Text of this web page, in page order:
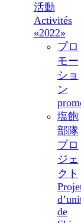
活動
Activités
«2022»
プロ
モー
ショ
ン
塩飽
部隊
プロ
ジェ
クト
de